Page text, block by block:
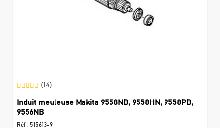
(14)
Induit meuleuse Makita 9558NB, 9558HN, 9558PB,
9556NB
Réf : 515613-9